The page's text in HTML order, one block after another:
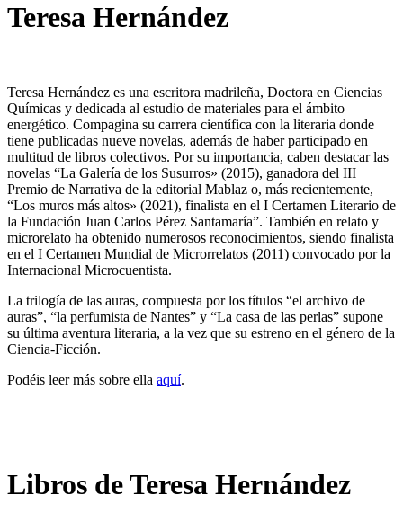
Teresa Hernández
Teresa Hernández es una escritora madrileña, Doctora en Ciencias
Químicas y dedicada al estudio de materiales para el ámbito
energético. Compagina su carrera científica con la literaria donde
tiene publicadas nueve novelas, además de haber participado en
multitud de libros colectivos. Por su importancia, caben destacar las
novelas “La Galería de los Susurros» (2015), ganadora del III
Premio de Narrativa de la editorial Mablaz o, más recientemente,
“Los muros más altos» (2021), finalista en el I Certamen Literario de
la Fundación Juan Carlos Pérez Santamaría”. También en relato y
microrelato ha obtenido numerosos reconocimientos, siendo finalista
en el I Certamen Mundial de Microrrelatos (2011) convocado por la
Internacional Microcuentista.
La trilogía de las auras, compuesta por los títulos “el archivo de
auras”, “la perfumista de Nantes” y “La casa de las perlas” supone
su última aventura literaria, a la vez que su estreno en el género de la
Ciencia-Ficción.
Podéis leer más sobre ella aquí.
Libros de Teresa Hernández